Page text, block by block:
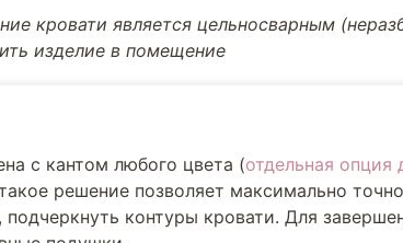
кровати является цельносварным
изделие в помещение
с кантом любого цвета (отдельная опция
решение позволяет максимально
подчеркнуть контуры кровати. Для